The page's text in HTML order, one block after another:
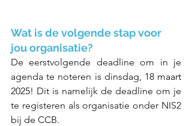
Wat is de volgende stap voor
jou organisatie?
De eerstvolgende deadline om in je
agenda te noteren is dinsdag, 18 maart
2025! Dit is namelijk de deadline om je
te registeren als organisatie onder NIS2
bij de CCB.